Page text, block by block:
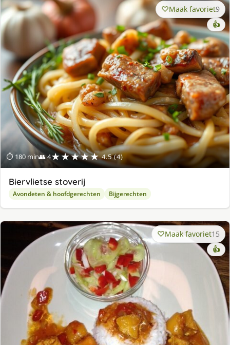
⏱ 180 min👥 4★★★★★ 4.5 (4)
Maak favoriet9
👍
Biervlietse stoverij
Avondeten & hoofdgerechten Bijgerechten
Maak favoriet15
👍